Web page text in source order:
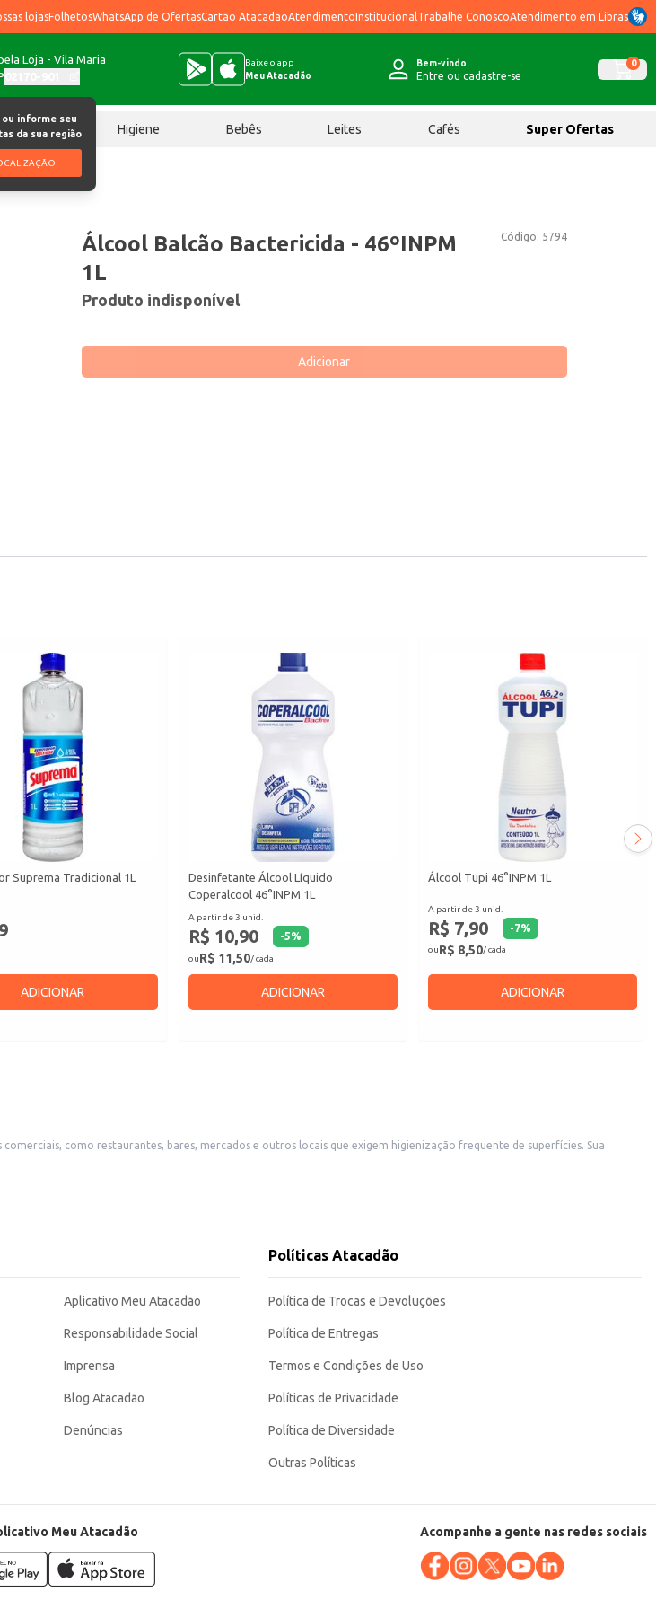
lojasFolhetosWhatsApp de OfertasCartão AtacadãoAtendimentoInstitucional Trabalhe ConoscoAtendimento em Libras
Loja - Vila Maria
ou informe seu
da sua região
Baixe o app
Meu Atacadão
Bem-vindo
Entre ou cadastre-se
0
Higiene Bebês Leites Cafés Super Ofertas
1L
Código: 5794
Álcool Balcão Bactericida - 46ºINPM
1L
Produto indisponível
Adicionar
Suprema Tradicional 1L
ADICIONAR
Desinfetante Álcool Líquido
Coperalcool 46°INPM 1L
A partir de 3 unid.
R$ 10,90 -5%
ouR$ 11,50/ cada
ADICIONAR
Álcool Tupi 46°INPM 1L
A partir de 3 unid.
R$ 7,90 -7%
ouR$ 8,50/ cada
ADICIONAR
como restaurantes, bares, mercados e outros locais que exigem higienização frequente de superfícies. Sua
Aplicativo Meu Atacadão
Responsabilidade Social
Imprensa
Blog Atacadão
Denúncias
Políticas Atacadão
Política de Trocas e Devoluções
Política de Entregas
Termos e Condições de Uso
Políticas de Privacidade
Política de Diversidade
Outras Políticas
Meu Atacadão Acompanhe a gente nas redes sociais